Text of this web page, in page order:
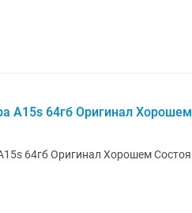
А15s 64гб Оригинал
64гб Оригинал Хорошем